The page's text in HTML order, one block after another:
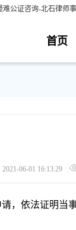
公证咨询-北石律师
首页
06-01 16:13:29
，依法证明当